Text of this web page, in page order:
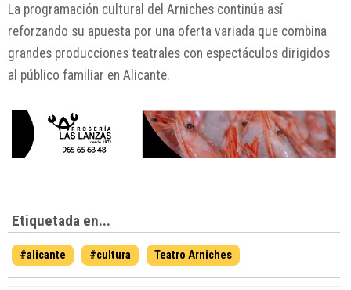
La programación cultural del Arniches continúa así
reforzando su apuesta por una oferta variada que combina
grandes producciones teatrales con espectáculos dirigidos
al público familiar en Alicante.
Etiquetada en...
#alicante #cultura Teatro Arniches